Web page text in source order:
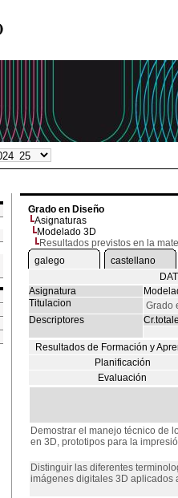
Grado en Diseño
Asignaturas
Modelado 3D
Resultados previstos en la
galego
castellano
Asignatura
Titulacion
Grado
Descriptores
Resultados de Formación y
Planificación
Evaluación
Demostrar el manejo técnico de
en 3D, prototipos para la
Distinguir las diferentes
imágenes digitales 3D aplicados